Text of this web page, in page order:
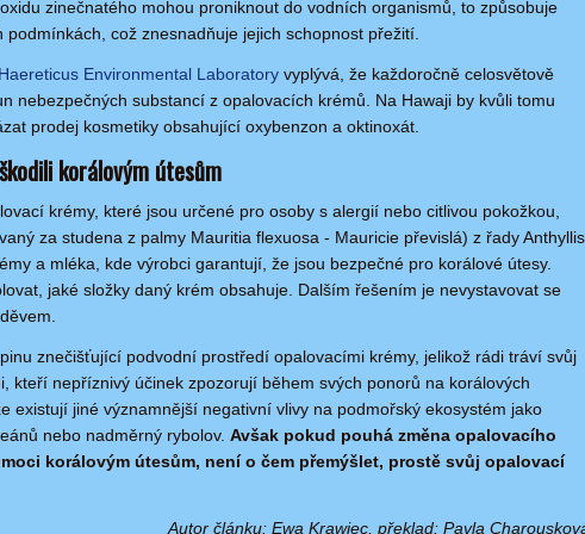
zinečnatého mohou proniknout do vodních organismů, to způsobuje
což znesnadňuje jejich schopnost přežití.
Haereticus Environmental Laboratory vyplývá, že každoročně celosvětově
nebezpečných substancí z opalovacích krémů. Na Hawaji by kvůli tomu
prodej kosmetiky obsahující oxybenzon a oktinoxát.
korálovým útesům
krémy, které jsou určené pro osoby s alergií nebo citlivou pokožkou,
za studena z palmy Mauritia flexuosa - Mauricie převislá) z řady
a mléka, kde výrobci garantují, že jsou bezpečné pro korálové útesy.
jaké složky daný krém obsahuje. Dalším řešením je nevystavovat se
znečišťující podvodní prostředí opalovacími krémy, jelikož rádi tráví svůj
kteří nepříznivý účinek zpozorují během svých ponorů na korálových
existují jiné významnější negativní vlivy na podmořský ekosystém jako
nebo nadměrný rybolov. Avšak pokud pouhá změna opalovacího
korálovým útesům, není o čem přemýšlet, prostě svůj opalovací
Autor článku: Ewa Krawiec, překlad: Pavla